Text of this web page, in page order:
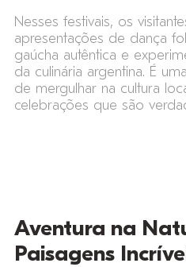
Nesses festivais, os
apresentações de dança
gaúcha autêntica e
da culinária argentina. É
de mergulhar na cultura
celebrações que são
Aventura na
Paisagens